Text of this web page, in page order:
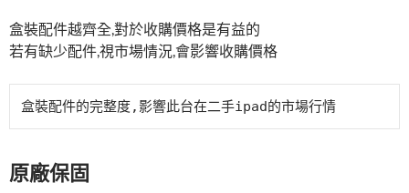
盒裝配件越齊全,對於收購價格是有益的
若有缺少配件,視市場情況,會影響收購價格
盒裝配件的完整度,影響此台在二手ipad的市場行情
原廠保固